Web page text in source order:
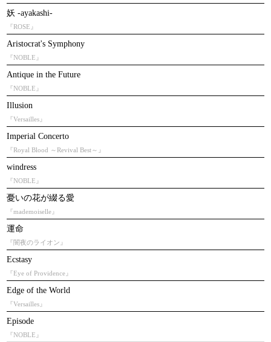
妖 -ayakashi-
『ROSE』
Aristocrat's Symphony
『NOBLE』
Antique in the Future
『NOBLE』
Illusion
『Versailles』
Imperial Concerto
『Royal Blood ～Revival Best～』
windress
『NOBLE』
憂いの花が綴る愛
『mademoiselle』
運命
『闇夜のライオン』
Ecstasy
『Eye of Providence』
Edge of the World
『Versailles』
Episode
『NOBLE』